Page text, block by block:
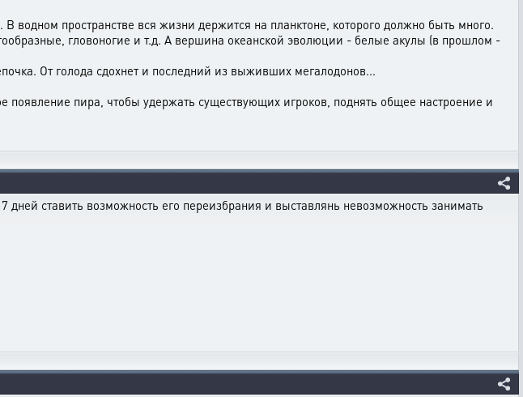
водном пространстве вся жизни держится на планктоне, которого должно быть много.
гловоногие и т.д. А вершина океанской эволюции - белые акулы (в прошлом -
От голода сдохнет и последний из выживших мегалодонов...
пира, чтобы удержать существующих игроков, поднять общее настроение и
ставить возможность его переизбрания и выставлянь невозможность занимать